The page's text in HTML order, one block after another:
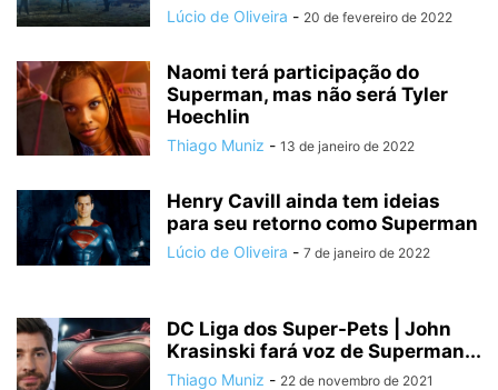
Lúcio de Oliveira - 20 de fevereiro de 2022
Naomi terá participação do
Superman, mas não será Tyler
Hoechlin
Thiago Muniz - 13 de janeiro de 2022
Henry Cavill ainda tem ideias
para seu retorno como Superman
Lúcio de Oliveira - 7 de janeiro de 2022
DC Liga dos Super-Pets | John
Krasinski fará voz de Superman...
Thiago Muniz - 22 de novembro de 2021